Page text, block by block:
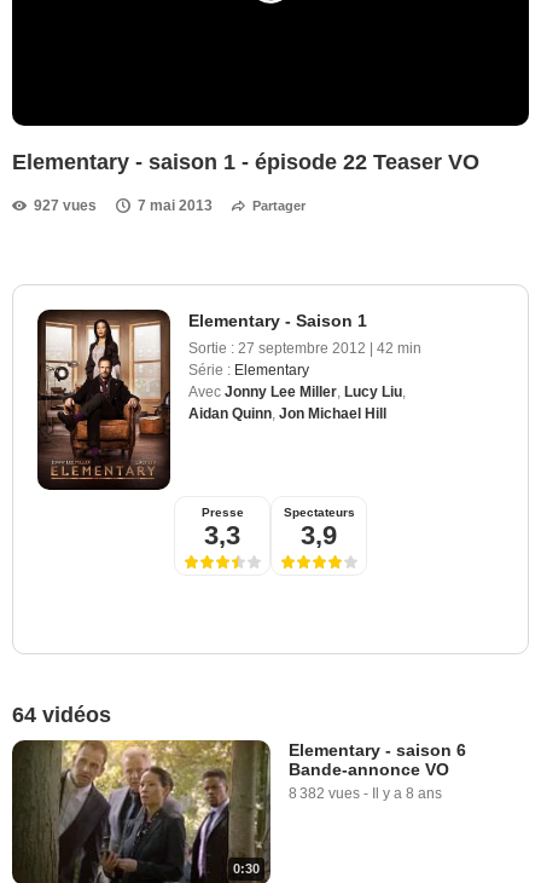
Elementary - saison 1 - épisode 22 Teaser VO
927 vues 7 mai 2013 Partager
Elementary - Saison 1
Sortie : 27 septembre 2012 | 42 min
Série : Elementary
Avec Jonny Lee Miller Lucy Liu
Aidan Quinn Jon Michael Hill
Presse
3,3
Spectateurs
3,9
64 vidéos
0:30
Elementary - saison 6
Bande-annonce VO
8 382 vues - Il y a 8 ans